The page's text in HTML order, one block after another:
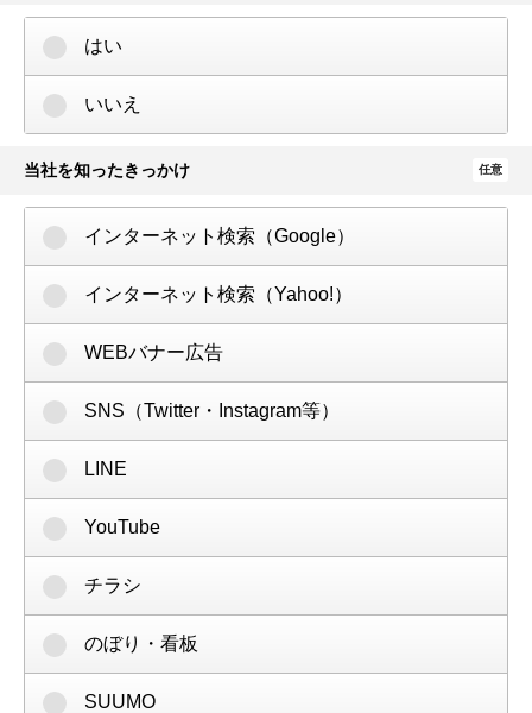
はい
いいえ
任意
当社を知ったきっかけ
インターネット検索（Google）
インターネット検索（Yahoo!）
WEBバナー広告
SNS（Twitter・Instagram等）
LINE
YouTube
チラシ
のぼり・看板
SUUMO